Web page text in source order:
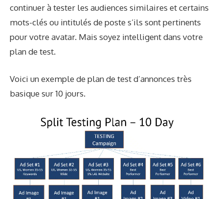
continuer à tester les audiences similaires et certains
mots-clés ou intitulés de poste s’ils sont pertinents
pour votre avatar. Mais soyez intelligent dans votre
plan de test.
Voici un exemple de plan de test d’annonces très
basique sur 10 jours.